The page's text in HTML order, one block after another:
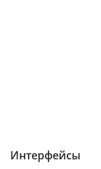
Интерфейсы